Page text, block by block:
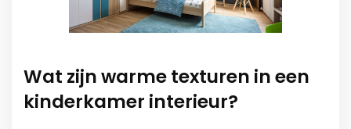
Wat zijn warme texturen in een
kinderkamer interieur?